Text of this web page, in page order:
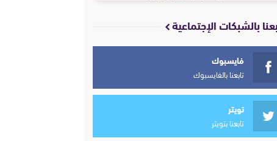
بالشبكات الإجتماعية
فايسبوك
تابعنا بالفايسبوك
تويتر
تابعنا بتويتر